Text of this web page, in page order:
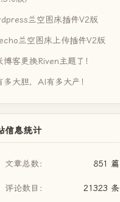
兰空图床插件V2版
兰空图床上传插件V2版
博客更换Riven主题了！
多大胆，AI有多大产！
信息统计
文章总数： 851 篇
评论数目： 21323 条